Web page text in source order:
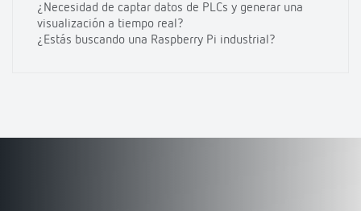
¿Necesidad de captar datos de PLCs y generar una
visualización a tiempo real?
¿Estás buscando una Raspberry Pi industrial?